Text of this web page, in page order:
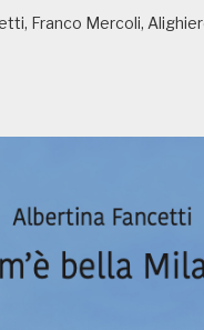
Franco Mercoli,